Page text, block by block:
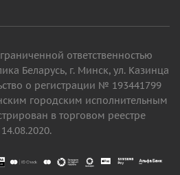
ответственностью
Беларусь, г. Минск, ул. Казинца
о регистрации № 193441799
городским исполнительным
в торговом реестре
14.08.2020.